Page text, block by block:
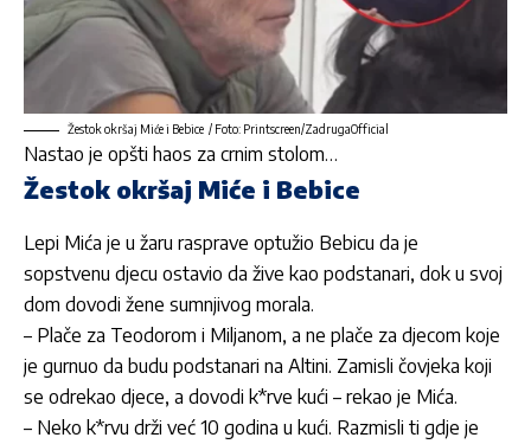
Žestok okršaj Miće i Bebice / Foto: Printscreen/ZadrugaOfficial
Nastao je opšti haos za crnim stolom…
Žestok okršaj Miće i Bebice
Lepi Mića je u žaru rasprave optužio Bebicu da je
sopstvenu djecu ostavio da žive kao podstanari, dok u svoj
dom dovodi žene sumnjivog morala.
– Plače za Teodorom i Miljanom, a ne plače za djecom koje
je gurnuo da budu podstanari na Altini. Zamisli čovjeka koji
se odrekao djece, a dovodi k*rve kući – rekao je Mića.
– Neko k*rvu drži već 10 godina u kući. Razmisli ti gdje je